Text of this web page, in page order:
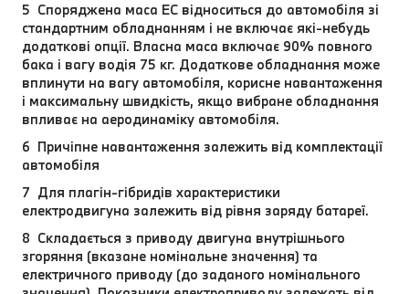
5 Споряджена маса EC відноситься до автомобіля зі
стандартним обладнанням і не включає які-небудь
додаткові опції. Власна маса включає 90% повного
бака і вагу водія 75 кг. Додаткове обладнання може
вплинути на вагу автомобіля, корисне навантаження
і максимальну швидкість, якщо вибране обладнання
впливає на аеродинаміку автомобіля.
6 Причіпне навантаження залежить від комплектації
автомобіля
7 Для плагін-гібридів характеристики
електродвигуна залежить від рівня заряду батареї.
8 Складається з приводу двигуна внутрішнього
згоряння (вказане номінальне значення) та
електричного приводу (до заданого номінального